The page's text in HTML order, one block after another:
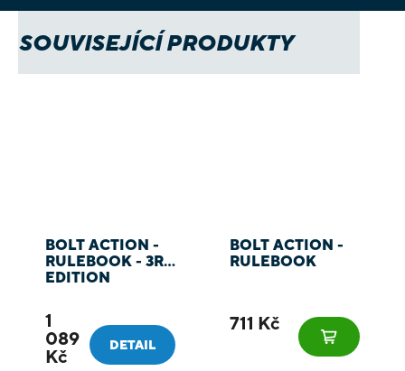
SOUVISEJÍCÍ PRODUKTY
BOLT ACTION -
RULEBOOK - 3RD
EDITION
1
089
Kč
DETAIL
BOLT ACTION -
RULEBOOK
711 Kč